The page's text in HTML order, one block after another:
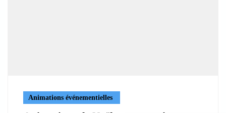
Animations événementielles